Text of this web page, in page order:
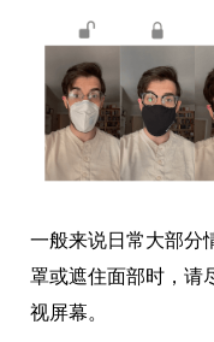
一般来说日常大部分
罩或遮住面部时，请
视屏幕。